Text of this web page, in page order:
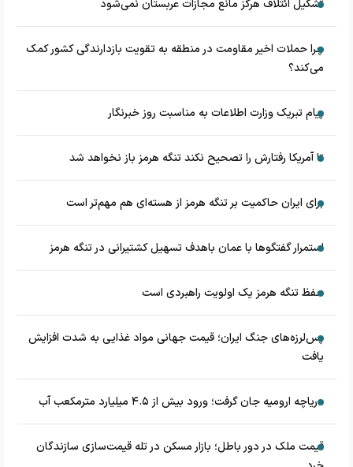
تشکیل ائتلاف هرگز مانع مجازات عربستان نمی‌شود
چرا حملات اخیر مقاومت در منطقه به تقویت بازدارندگی کشور کمک
می‌کند؟
پیام تبریک وزارت اطلاعات به مناسبت روز خبرنگار
تا آمریکا رفتارش را تصحیح نکند تنگه هرمز باز نخواهد شد
برای ایران حاکمیت بر تنگه هرمز از هسته‌ای هم مهم‌تر است
استمرار گفتگوها با عمان باهدف تسهیل کشتیرانی در تنگه هرمز
حفظ تنگه هرمز یک اولویت راهبردی است
پس‌لرزه‌های جنگ ایران؛ قیمت جهانی مواد غذایی به شدت افزایش
یافت
دریاچه ارومیه جان گرفت؛ ورود بیش از ۴.۵ میلیارد مترمکعب آب
قیمت ملک در دور باطل؛ بازار مسکن در تله قیمت‌سازی سازندگان